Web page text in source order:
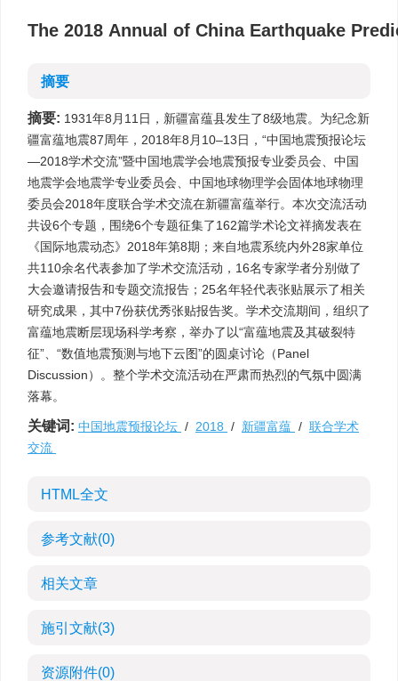
The 2018 Annual of China Earthquake
摘要
摘要: 1931年8月11日，新疆富蕴县发生了8级地震。为纪念新
疆富蕴地震87周年，2018年8月10–13日，“中国地震预报论坛
—2018学术交流”暨中国地震学会地震预报专业委员会、中国
地震学会地震学专业委员会、中国地球物理学会固体地球物理
委员会2018年度联合学术交流在新疆富蕴举行。本次交流活动
共设6个专题，围绕6个专题征集了162篇学术论文祥摘发表在
《国际地震动态》2018年第8期；来自地震系统内外28家单位
共110余名代表参加了学术交流活动，16名专家学者分别做了
大会邀请报告和专题交流报告；25名年轻代表张贴展示了相关
研究成果，其中7份获优秀张贴报告奖。学术交流期间，组织了
富蕴地震断层现场科学考察，举办了以“富蕴地震及其破裂特
征”、“数值地震预测与地下云图”的圆桌讨论（Panel
Discussion）。整个学术交流活动在严肃而热烈的气氛中圆满
落幕。
关键词: 中国地震预报论坛 / 2018 / 新疆富蕴 / 联合学术
交流
HTML全文
参考文献(0)
相关文章
施引文献(3)
资源附件(0)